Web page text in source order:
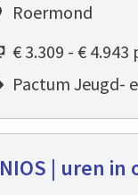
Roermond
€ 3.309 - €
Pactum Jeugd-
| uren in